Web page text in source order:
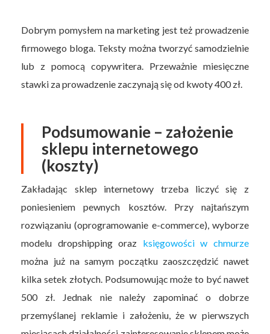
Dobrym pomysłem na marketing jest też prowadzenie
firmowego bloga. Teksty można tworzyć samodzielnie
lub z pomocą copywritera. Przeważnie miesięczne
stawki za prowadzenie zaczynają się od kwoty 400 zł.
Podsumowanie – założenie
sklepu internetowego
(koszty)
Zakładając sklep internetowy trzeba liczyć się z
poniesieniem pewnych kosztów. Przy najtańszym
rozwiązaniu (oprogramowanie e-commerce), wyborze
modelu dropshipping oraz księgowości w chmurze
można już na samym początku zaoszczędzić nawet
kilka setek złotych. Podsumowując może to być nawet
500 zł. Jednak nie należy zapominać o dobrze
przemyślanej reklamie i założeniu, że w pierwszych